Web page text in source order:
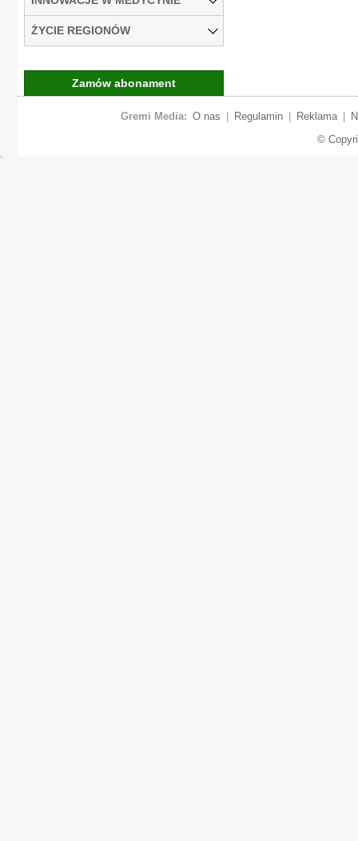
ŻYCIE REGIONÓW
Zamów abonament
Gremi Media: O nas Regulamin Reklama
©